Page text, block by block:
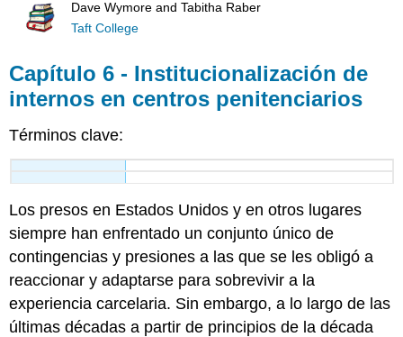
Dave Wymore and Tabitha Raber
Taft College
Capítulo 6 - Institucionalización de
internos en centros penitenciarios
Términos clave:
Los presos en Estados Unidos y en otros lugares
siempre han enfrentado un conjunto único de
contingencias y presiones a las que se les obligó a
reaccionar y adaptarse para sobrevivir a la
experiencia carcelaria. Sin embargo, a lo largo de las
últimas décadas a partir de principios de la década